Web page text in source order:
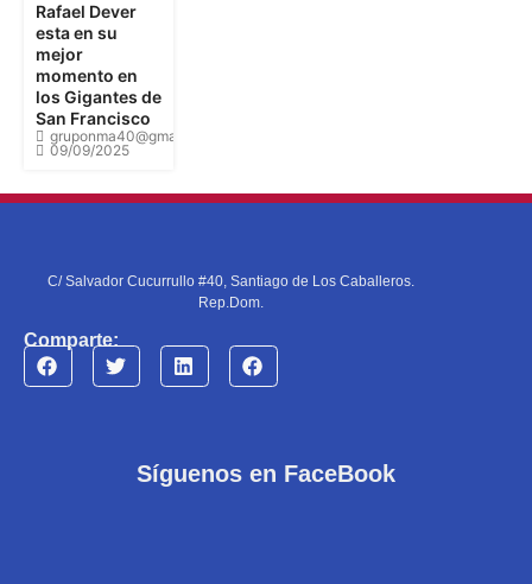
Rafael Dever
esta en su
mejor
momento en
los Gigantes de
San Francisco
gruponma40@gmail.com
09/09/2025
C/ Salvador Cucurrullo #40, Santiago de Los Caballeros.
Rep.Dom.
Comparte:
Síguenos en FaceBook